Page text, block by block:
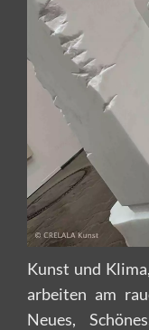
Kunst und
arbeiten am
Neues,